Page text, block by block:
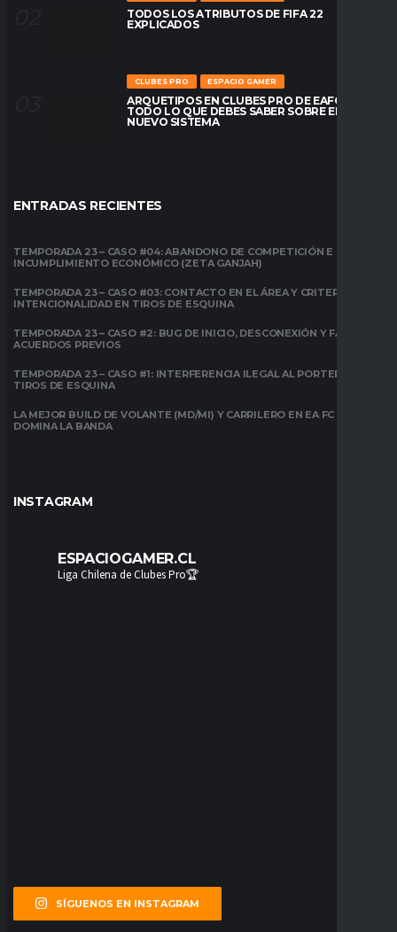
TODOS LOS ATRIBUTOS DE FIFA 22
EXPLICADOS
CLUBES PRO ESPACIO GAMER
ARQUETIPOS EN CLUBES PRO DE EAFC26:
TODO LO QUE DEBES SABER SOBRE EL
NUEVO SISTEMA
ENTRADAS RECIENTES
TEMPORADA 23 – CASO #04: ABANDONO DE COMPETICIÓN E
INCUMPLIMIENTO ECONÓMICO (ZETA GANJAH)
TEMPORADA 23 – CASO #03: CONTACTO EN EL ÁREA Y CRITERIO DE
INTENCIONALIDAD EN TIROS DE ESQUINA
TEMPORADA 23 – CASO #2: BUG DE INICIO, DESCONEXIÓN Y FALTA DE
ACUERDOS PREVIOS
TEMPORADA 23 – CASO #1: INTERFERENCIA ILEGAL AL PORTERO EN
TIROS DE ESQUINA
LA MEJOR BUILD DE VOLANTE (MD/MI) Y CARRILERO EN EA FC 26:
DOMINA LA BANDA
INSTAGRAM
ESPACIOGAMER.CL
Liga Chilena de Clubes Pro🏆
SÍGUENOS EN INSTAGRAM